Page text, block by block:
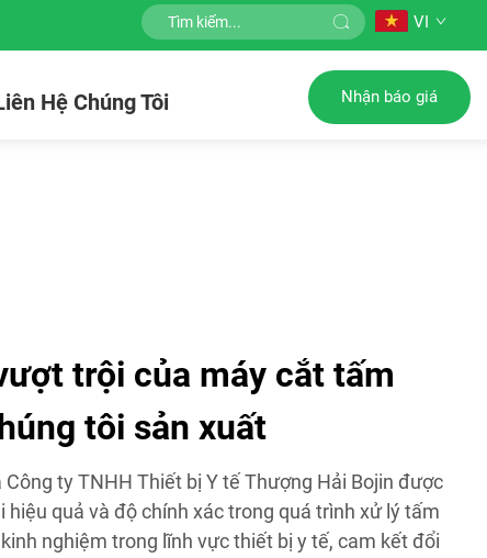
VI
Hệ Chúng Tôi Nhận báo giá
trội của máy cắt tấm
tôi sản xuất
ty TNHH Thiết bị Y tế Thượng Hải Bojin được
quả và độ chính xác trong quá trình xử lý tấm
nghiệm trong lĩnh vực thiết bị y tế, cam kết đổi